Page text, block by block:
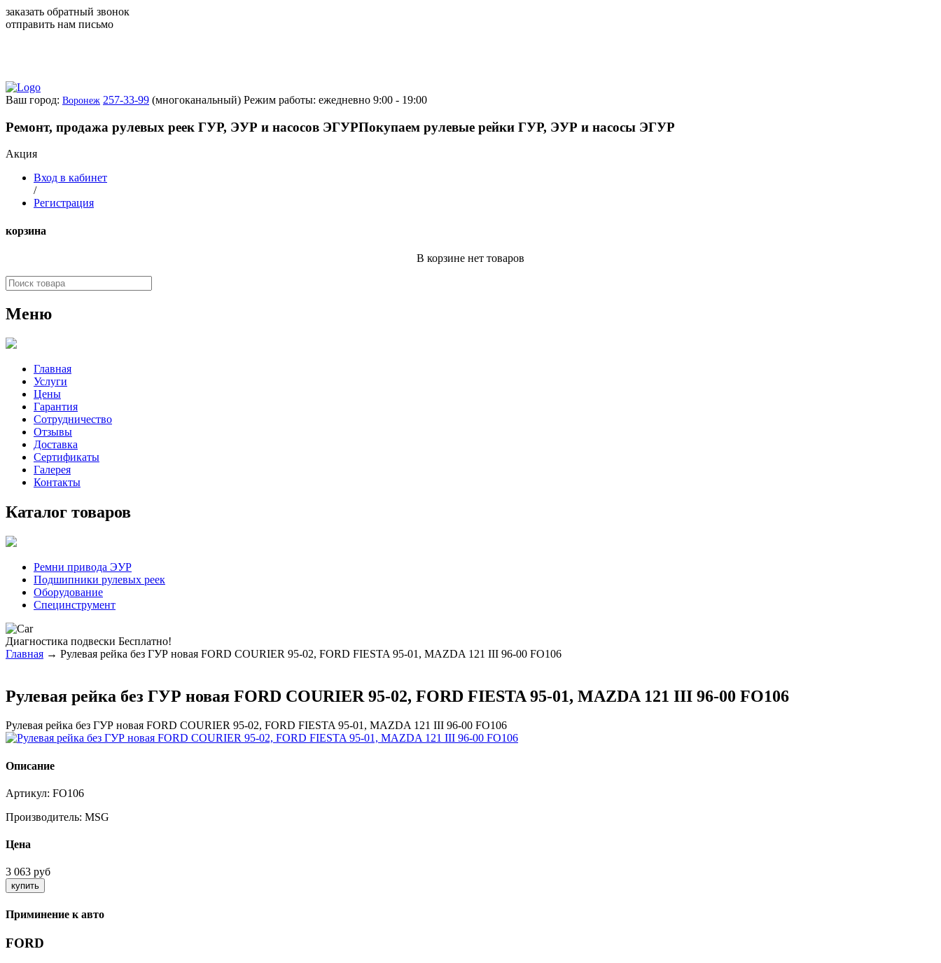
заказать обратный звонок
отправить нам письмо
Ваш город: Воронеж 257-33-99 (многоканальный) Режим работы: ежедневно 9:00 - 19:00
Ремонт, продажа рулевых реек ГУР, ЭУР и насосов ЭГУРПокупаем рулевые рейки ГУР, ЭУР и насосы ЭГУР
Акция
Вход в кабинет
/
Регистрация
корзина
В корзине нет товаров
Меню
Главная
Услуги
Цены
Гарантия
Сотрудничество
Отзывы
Доставка
Сертификаты
Галерея
Контакты
Каталог товаров
Ремни привода ЭУР
Подшипники рулевых реек
Оборудование
Специнструмент
Диагностика подвески Бесплатно!
Главная → Рулевая рейка без ГУР новая FORD COURIER 95-02, FORD FIESTA 95-01, MAZDA 121 III 96-00 FO106
Рулевая рейка без ГУР новая FORD COURIER 95-02, FORD FIESTA 95-01, MAZDA 121 III 96-00 FO106
Рулевая рейка без ГУР новая FORD COURIER 95-02, FORD FIESTA 95-01, MAZDA 121 III 96-00 FO106
Описание
Артикул: FO106
Производитель: MSG
Цена
3 063 руб
Приминение к авто
FORD